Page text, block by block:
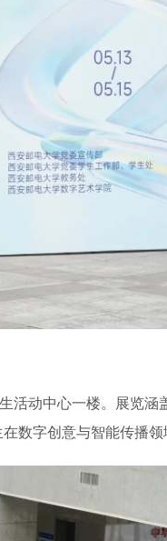
活动中心一楼。展览涵
数字创意与智能传播领